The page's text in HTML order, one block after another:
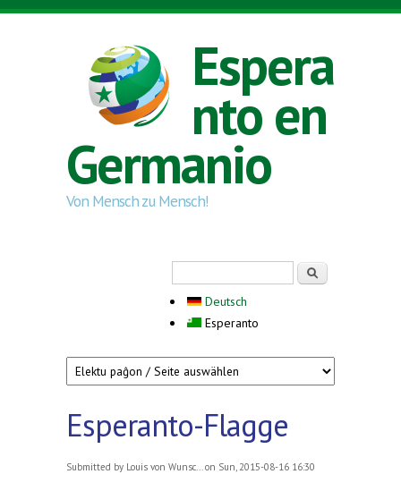
Skip to main content
Espera
nto en
Germanio
Von Mensch zu Mensch!
Deutsch
Esperanto
Esperanto-Flagge
Submitted by Louis von Wunsc... on Sun, 2015-08-16 16:30